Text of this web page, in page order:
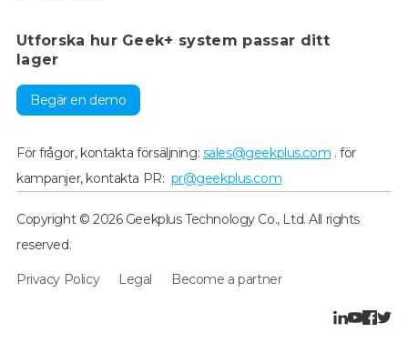
Utforska hur Geek+ system passar ditt
lager
Begär en demo
För frågor, kontakta försäljning: sales@geekplus.com . för
kampanjer, kontakta PR: pr@geekplus.com
Copyright © 2026 Geekplus Technology Co., Ltd. All rights
reserved.
Privacy Policy Legal Become a partner